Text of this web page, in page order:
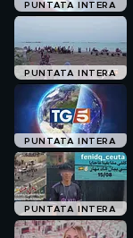
PUNTATA INTERA
PUNTATA INTERA
PUNTATA INTERA
PUNTATA INTERA